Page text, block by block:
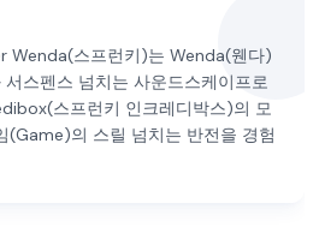
Wenda(스프런키)는 Wenda(웬다)
스펜스 넘치는 사운드스케이프로
스프런키 인크레디박스)의 모
(Game)의 스릴 넘치는 반전을 경험